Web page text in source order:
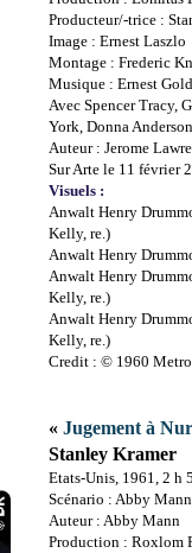
Producteur/-trice :
Image : Ernest Laszlo
Montage : Frederic
Musique : Ernest Gold
Avec Spencer Tracy,
York, Donna
Auteur : Jerome
Sur Arte le 11 février
Visuels :
Anwalt Henry
Kelly, re.)
Anwalt Henry
Anwalt Henry
Kelly, re.)
Anwalt Henry
Kelly, re.)
Credit : © 1960
« Jugement à
Stanley Kramer
Etats-Unis, 1961, 2 h
Scénario : Abby Mann
Auteur : Abby Mann
Production : Roxlom